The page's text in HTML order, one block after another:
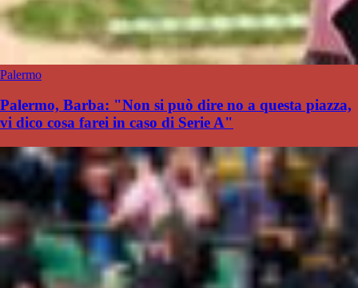
Palermo
Palermo, Barba: "Non si può dire no a questa piazza,
vi dico cosa farei in caso di Serie A"